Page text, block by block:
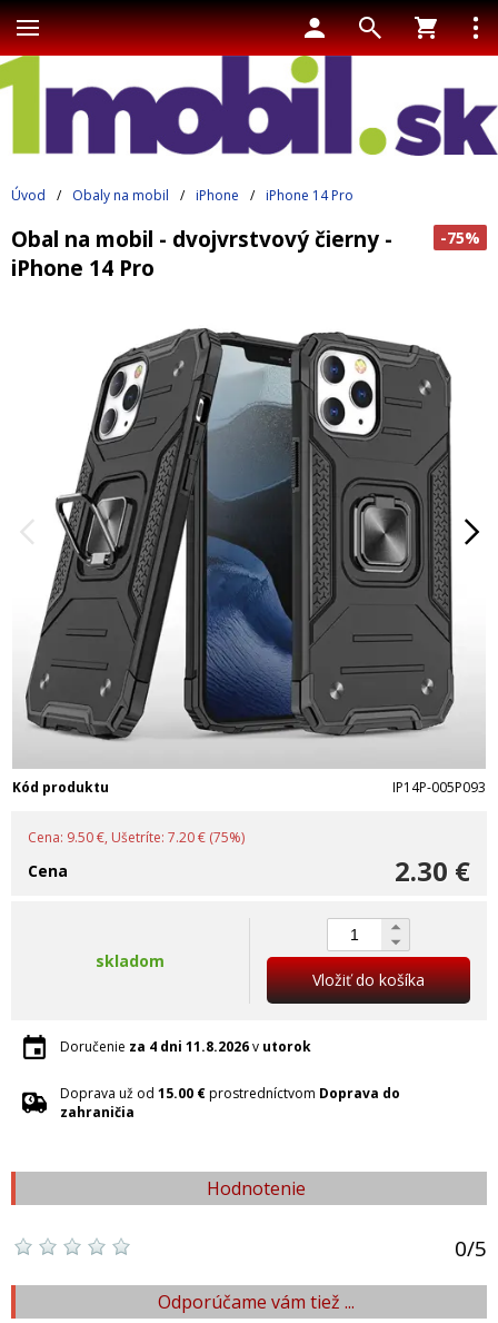
Úvod / Obaly na mobil / iPhone / iPhone 14 Pro
-75%
Obal na mobil - dvojvrstvový čierny -
iPhone 14 Pro
Kód produktu IP14P-005P093
Cena: 9.50 €, Ušetríte: 7.20 € (75%)
2.30 €
Cena
skladom
Vložiť do košíka
Doručenie za 4 dni 11.8.2026v utorok
Doprava už od 15.00 €prostredníctvom Doprava do
zahraničia
Hodnotenie
0/5
Odporúčame vám tiež ...